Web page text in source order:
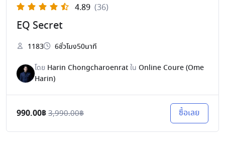
4.89 (36)
EQ Secret
1183 6ชั่วโมง50นาที
โดย Harin Chongcharoenrat ใน Online Coure (Ome
Harin)
990.00฿3,990.00฿ ซื้อเลย